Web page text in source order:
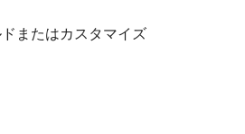
またはカスタマイズ